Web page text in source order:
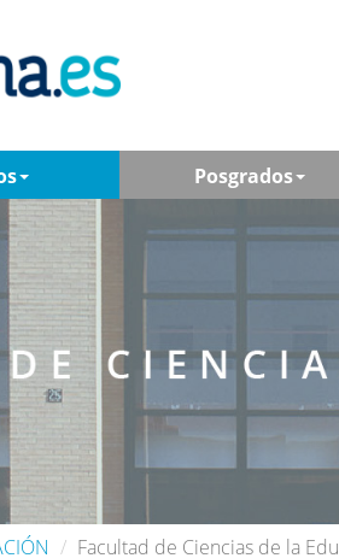
Posgrados
Facultad de Ciencias de la